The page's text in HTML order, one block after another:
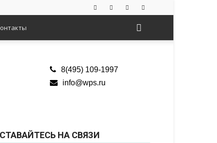
8(495) 109-1997
info@wps.ru
НА СВЯЗИ